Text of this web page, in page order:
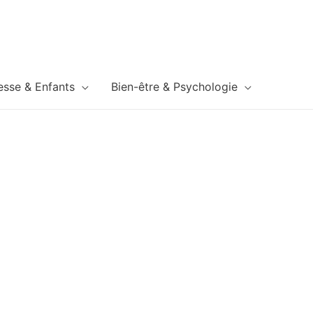
& Enfants Bien-être & Psychologie